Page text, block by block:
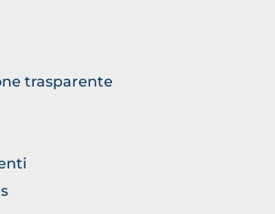
trasparente